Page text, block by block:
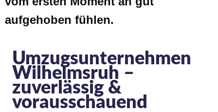
aufgehoben fühlen.
Umzugsunternehmen
Wilhelmsruh –
zuverlässig &
vorausschauend